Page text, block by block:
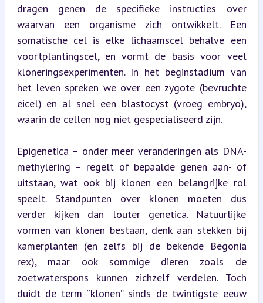
dragen genen de specifieke instructies over
waarvan een organisme zich ontwikkelt. Een
somatische cel is elke lichaamscel behalve een
voortplantingscel, en vormt de basis voor veel
kloneringsexperimenten. In het beginstadium van
het leven spreken we over een zygote (bevruchte
eicel) en al snel een blastocyst (vroeg embryo),
waarin de cellen nog niet gespecialiseerd zijn.
Epigenetica – onder meer veranderingen als DNA-
methylering – regelt of bepaalde genen aan- of
uitstaan, wat ook bij klonen een belangrijke rol
speelt. Standpunten over klonen moeten dus
verder kijken dan louter genetica. Natuurlijke
vormen van klonen bestaan, denk aan stekken bij
kamerplanten (en zelfs bij de bekende Begonia
rex), maar ook sommige dieren zoals de
zoetwaterspons kunnen zichzelf verdelen. Toch
duidt de term “klonen” sinds de twintigste eeuw